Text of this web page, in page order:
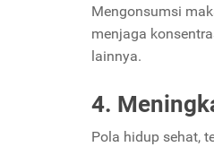
Mengonsumsi
menjaga
lainnya.
4.
Pola hidup sehat,